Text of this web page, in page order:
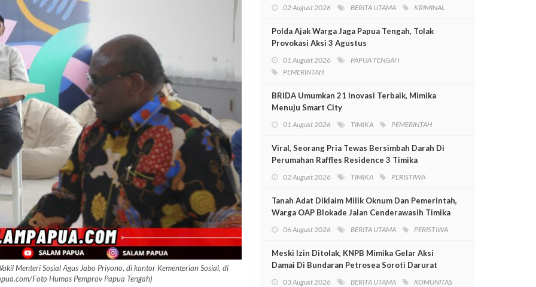
Menteri Sosial Agus Jabo Priyono, di kantor Kementerian Sosial, di
Foto Humas Pemprov Papua Tengah)
02 August 2026 BERITA UTAMA KRIMINAL
Polda Ajak Warga Jaga Papua Tengah, Tolak
Provokasi Aksi 3 Agustus
01 August 2026
PAPUA TENGAH
PEMERINTAH
BRIDA Umumkan 21 Inovasi Terbaik, Mimika
Menuju Smart City
01 August 2026 TIMIKA PEMERINTAH
Viral, Seorang Pria Tewas Bersimbah Darah Di
Perumahan Raffles Residence 3 Timika
02 August 2026 TIMIKA PERISTIWA
Tanah Adat Diklaim Milik Oknum Dan Pemerintah,
Warga OAP Blokade Jalan Cenderawasih Timika
06 August 2026 BERITA UTAMA PERISTIWA
Meski Izin Ditolak, KNPB Mimika Gelar Aksi
Damai Di Bundaran Petrosea Soroti Darurat
03 August 2026 BERITA UTAMA KOMUNITAS